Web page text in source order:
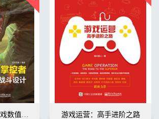
平衡掌控者——游戏数值战斗设计 游戏运营：高手进阶之路